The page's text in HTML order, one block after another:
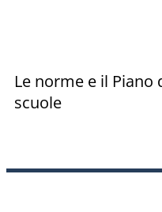
Le norme e il Piano
scuole